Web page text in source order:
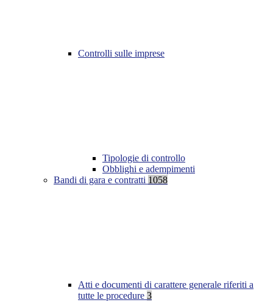
Controlli sulle imprese
Tipologie di controllo
Obblighi e adempimenti
Bandi di gara e contratti 1058
Atti e documenti di carattere generale riferiti a
tutte le procedure 3